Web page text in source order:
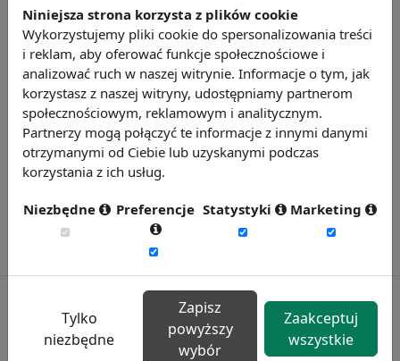
Rynekpracy.pl
Niniejsza strona korzysta z plików cookie
Wykorzystujemy pliki cookie do spersonalizowania treści
i reklam, aby oferować funkcje społecznościowe i
analizować ruch w naszej witrynie. Informacje o tym, jak
korzystasz z naszej witryny, udostępniamy partnerom
społecznościowym, reklamowym i analitycznym.
Partnerzy mogą połączyć te informacje z innymi danymi
otrzymanymi od Ciebie lub uzyskanymi podczas
korzystania z ich usług.
Niezbędne Preferencje Statystyki Marketing
Tylko
niezbędne
Zapisz
powyższy
wybór
Zaakceptuj
wszystkie